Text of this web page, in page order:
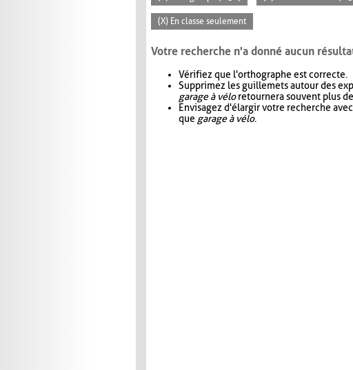
(X) En classe seulement
Votre recherche n'a donné aucun
Vérifiez que l'orthographe est correcte.
Supprimez les guillemets autour des
garage à véloretournera souvent plus
Envisagez d'élargir votre recherche avec
que garage à vélo.